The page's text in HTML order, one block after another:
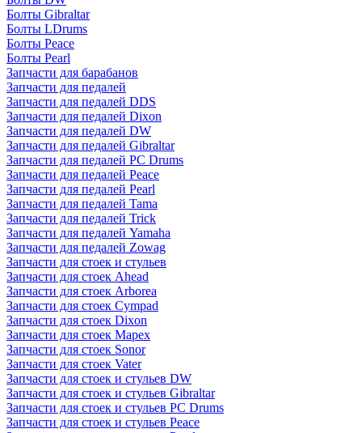
Болты Gibraltar
Болты LDrums
Болты Peace
Болты Pearl
Запчасти для барабанов
Запчасти для педалей
Запчасти для педалей DDS
Запчасти для педалей Dixon
Запчасти для педалей DW
Запчасти для педалей Gibraltar
Запчасти для педалей PC Drums
Запчасти для педалей Peace
Запчасти для педалей Pearl
Запчасти для педалей Tama
Запчасти для педалей Trick
Запчасти для педалей Yamaha
Запчасти для педалей Zowag
Запчасти для стоек и стульев
Запчасти для стоек Ahead
Запчасти для стоек Arborea
Запчасти для стоек Cympad
Запчасти для стоек Dixon
Запчасти для стоек Mapex
Запчасти для стоек Sonor
Запчасти для стоек Vater
Запчасти для стоек и стульев DW
Запчасти для стоек и стульев Gibraltar
Запчасти для стоек и стульев PC Drums
Запчасти для стоек и стульев Peace